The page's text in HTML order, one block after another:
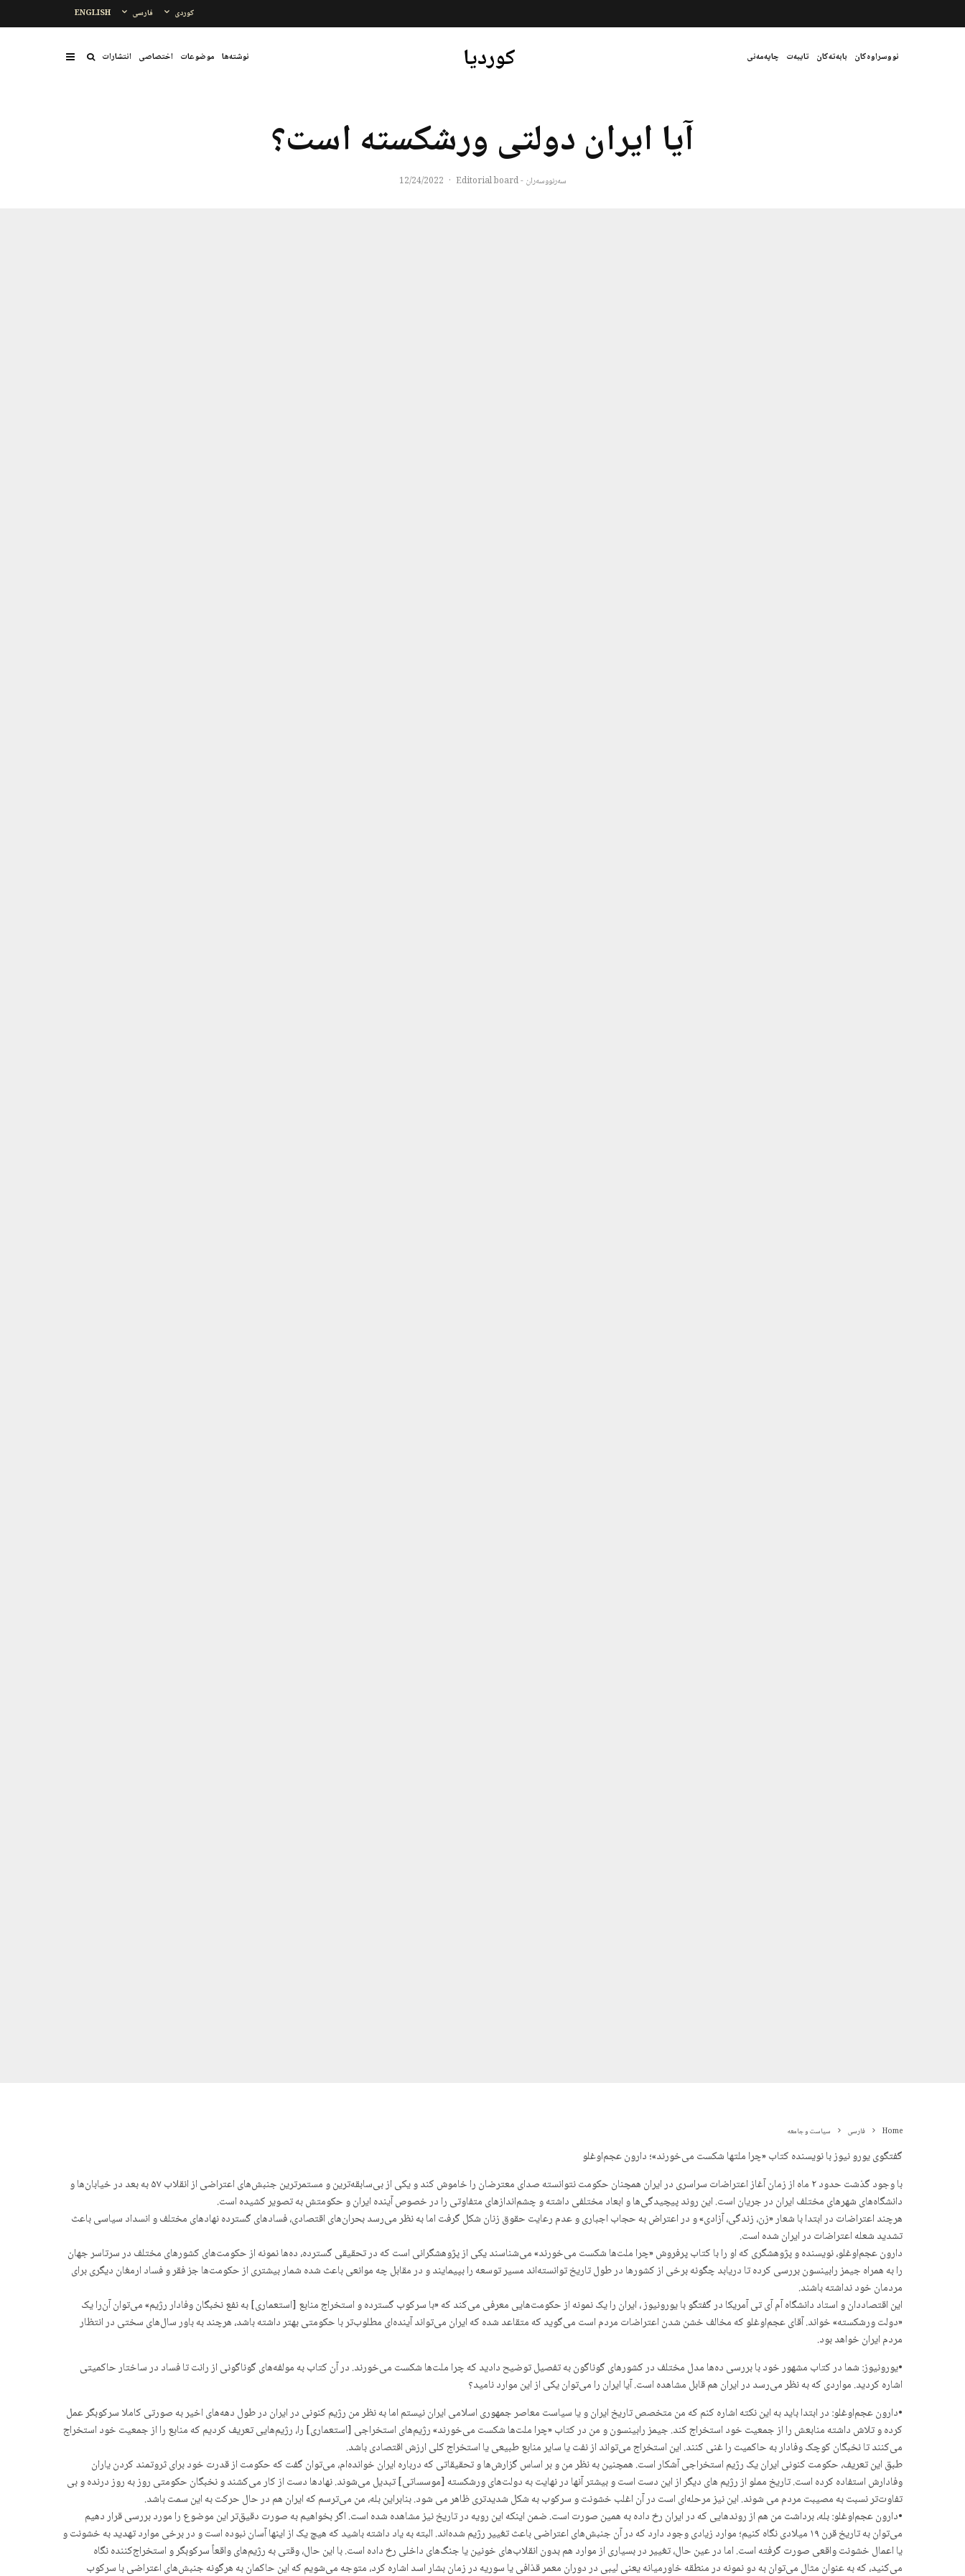
ENGLISH فارسی کوردی
نووسراوەکان بابەتەکان تایبەت چاپەمەنی کوردیا نوشتەها موضوعات اختصاصی انتشارات
آیا ایران دولتی ورشکسته است؟
سەرنووسەران - Editorial board ·
12/24/2022
Home فارسی سیاست و جامعه
گفتگوی یورو نیوز با نویسنده کتاب «چرا ملتها شکست می‌خورند»؛ دارون عجم‌اوغلو
با وجود گذشت حدود ۲ ماه از زمان آغاز اعتراضات سراسری در ایران همچنان حکومت نتوانسته صدای معترضان را خاموش کند و یکی از بی‌سابقه‌ترین و مستمرترین جنبش‌های اعتراضی از انقلاب ۵۷ به بعد در خیابان‌ها و
دانشگاه‌های شهرهای مختلف ایران در جریان است. این روند پیچیدگی‌ها و ابعاد مختلفی داشته و چشم‌اندازهای متفاوتی را در خصوص آینده ایران و حکومتش به تصویر کشیده است.
هرچند اعتراضات در ابتدا با شعار «زن، زندگی، آزادی» و در اعتراض به حجاب اجباری و عدم رعایت حقوق زنان شکل گرفت اما به نظر می‌رسد بحران‌های اقتصادی، فساد‌های گسترده نهادهای مختلف و انسداد سیاسی باعث
تشدید شعله اعتراضات در ایران شده است.
دارون عجم‌اوغلو، نویسنده و پژوهشگری که او را با کتاب پرفروش «چرا ملت‌ها شکست می‌خورند» می‌شناسند یکی از پژوهشگرانی است که در تحقیقی گسترده، ده‌ها نمونه از حکومت‌های کشورهای مختلف در سرتاسر جهان
را به همراه جیمز رابینسون بررسی کرده تا دریابد چگونه برخی از کشورها در طول تاریخ توانسته‌اند مسیر توسعه را بپیمایند و در مقابل چه موانعی باعث شده شمار بیشتری از حکومت‌ها جز فقر و فساد ارمغان دیگری برای
مردمان خود نداشته باشند.
این اقتصاددان و استاد دانشگاه آم آی تی آمریکا در گفتگو با یورونیوز ، ایران را یک نمونه از حکومت‌هایی معرفی می‌کند که «با سرکوب گسترده و استخراج منابع [استعماری] به نفع نخبگان وفادار رژیم» می‌توان آن‌را یک
«دولت ورشکسته» خواند. آقای عجم‌اوغلو که مخالف خشن شدن اعتراضات مردم است می‌گوید که متقاعد شده که ایران می‌تواند آینده‌ای مطلوب‌تر با حکومتی‌ بهتر داشته باشد، هرچند به باور سال‌های سختی در انتظار
مردم ایران خواهد بود.
•یورونیوز: شما در کتاب مشهور خود با بررسی ده‌ها مدل مختلف در کشورهای گوناگون به تفصیل توضیح دادید که چرا ملت‌ها شکست می‌خورند. در آن کتاب به مولفه‌های گوناگونی از رانت تا فساد در ساختار حاکمیتی
اشاره کردید. مواردی که به نظر می‌رسد در ایران هم قابل مشاهده است. آیا ایران را می‌توان یکی از این موارد نامید؟
•دارون عجم‌اوغلو: در ابتدا باید به این نکته اشاره کنم که من متخصص تاریخ ایران و یا سیاست معاصر جمهوری اسلامی ایران نیستم اما به نظر من رژیم کنونی در ایران در طول دهه‌های اخیر به صورتی کاملا سرکوبگر عمل
کرده و تلاش داشته منابعش را از جمعیت خود استخراج کند. جیمز رابینسون و من در کتاب «چرا ملت‌ها شکست می‌خورند» رژیم‌های استخراجی [استعماری] را، رژیم‌هایی تعریف کردیم که منابع را از جمعیت خود استخراج
می‌کنند تا نخبگان کوچک وفادار به حاکمیت را غنی کنند. این استخراج می‌تواند از نفت یا سایر منابع طبیعی یا استخراج کلی ارزش اقتصادی باشد.
طبق این تعریف، حکومت کنونی ایران یک رژیم استخراجی آشکار است. همچنین به نظر من و بر اساس گزارش‌ها و تحقیقاتی که درباره ایران خوانده‌ام، می‌توان گفت که حکومت از قدرت خود برای ثروتمند کردن یاران
وفادارش استفاده کرده است. تاریخ مملو از رژیم های دیگر از این دست است و بیشتر آنها در نهایت به دولت‌های ورشکسته [موسساتی] تبدیل می‌شوند. نهادها دست از کار می‌کشند و نخبگان حکومتی روز به روز درنده و بی
تفاوت‌تر نسبت به مصیبت مردم می شوند. این نیز مرحله‌ای است در آن اغلب خشونت و سرکوب به شکل شدیدتری ظاهر می شود. بنابراین بله، من می‌ترسم که ایران هم در حال حرکت به این سمت باشد.
•دارون عجم‌اوغلو: بله، برداشت من هم از روندهایی که در ایران رخ داده به همین صورت است. ضمن اینکه این رویه در تاریخ نیز مشاهده شده است. اگر بخواهیم به صورت دقیق‌تر این موضوع را مورد بررسی قرار دهیم
می‌توان به تاریخ قرن ۱۹ میلادی نگاه کنیم؛ موارد زیادی وجود دارد که در آن جنبش‌های اعتراضی باعث تغییر رژیم شده‌اند. البته به یاد داشته باشید که هیچ یک از اینها آسان نبوده است و در برخی موارد تهدید به خشونت و
یا اعمال خشونت واقعی صورت گرفته است. اما در عین حال، تغییر در بسیاری از موارد هم بدون انقلاب‌های خونین یا جنگ‌های داخلی رخ داده است. با این حال، وقتی به رژیم‌های واقعاً سرکوبگر و استخراج‌کننده نگاه
می‌کنید، که به عنوان مثال می‌توان به دو نمونه در منطقه خاورمیانه یعنی لیبی در دوران معمر قذافی یا سوریه در زمان بشار اسد اشاره کرد، متوجه می‌شویم که این حاکمان به هرگونه جنبش‌های اعتراضی با سرکوب